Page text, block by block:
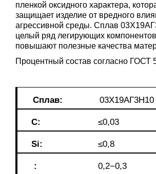
пленкой оксидного характера,
защищает изделие от вредного
агрессивной среды. Сплав
целый ряд легирующих
повышают полезные качества
Процентный состав согласно ГОСТ
Сплав: 03Х19АГ3Н10
C: ≤0,03
Si: ≤0,8
: 0,2−0,3